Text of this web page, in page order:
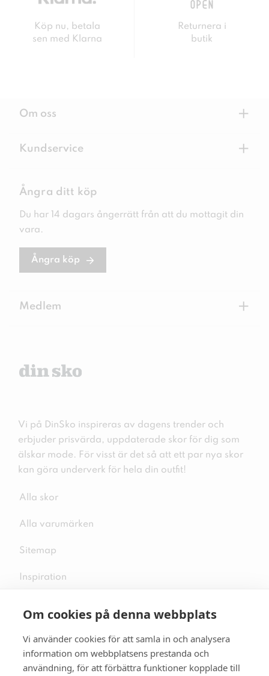
Om cookies på denna webbplats
Vi använder cookies för att samla in och analysera
information om webbplatsens prestanda och
användning, för att förbättra funktioner kopplade till
Köp nu, betala
sen med Klarna
Returnera i
butik
Om oss +
Kundservice +
Ångra ditt köp
Du har 14 dagars ångerrätt från att du mottagit din
vara.
Ångra köp
Medlem +
Vi på DinSko inspireras av dagens trender och
erbjuder prisvärda, uppdaterade skor för dig som
älskar mode. För visst är det så att ett par nya skor
kan göra underverk för hela din outfit!
Alla skor
Alla varumärken
Sitemap
Inspiration
Följ oss på sociala medier